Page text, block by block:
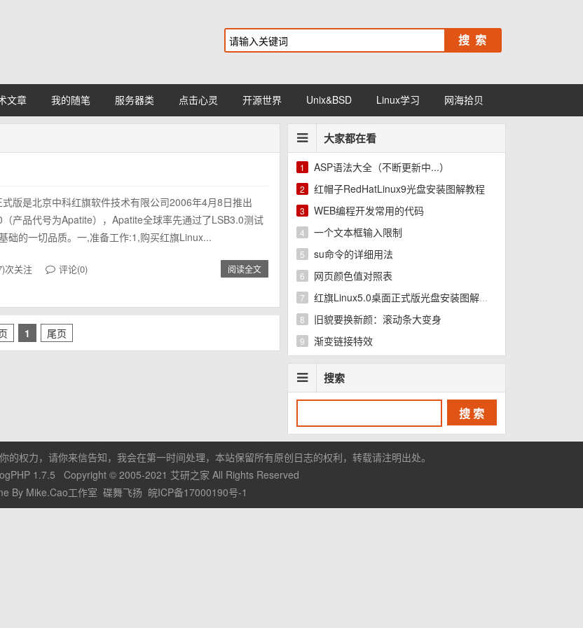
文章 我的随笔 服务器类 点击心灵 开源世界 Unix&BSD Linux学习 网海拾贝
版是北京中科红旗软件技术有限公司2006年4月8日推出
产品代号为Apatite），Apatite全球率先通过了LSB3.0测试
础的一切品质。一,准备工作:1,购买红旗Linux...
次关注 评论(0) 阅读全文
1 尾页
大家都在看
1 ASP语法大全（不断更新中...）
2 红帽子RedHatLinux9光盘安装图解教程
3 WEB编程开发常用的代码
4 一个文本框输入限制
5 su命令的详细用法
6 网页颜色值对照表
7 红旗Linux5.0桌面正式版光盘安装图解教程
8 旧貌要换新颜：滚动条大变身
9 渐变链接特效
搜索
的权力，请你来信告知，我会在第一时间处理，本站保留所有原创日志的权利，转载请注明出处。
1.7.5 Copyright © 2005-2021 艾研之家 All Rights Reserved
By Mike.Cao工作室 碟舞飞扬 皖ICP备17000190号-1